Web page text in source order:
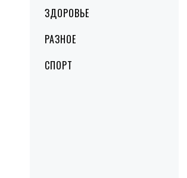
ЗДОРОВЬЕ
РАЗНОЕ
СПОРТ